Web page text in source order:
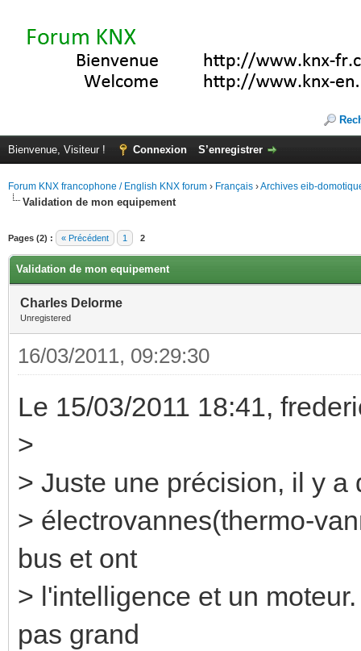
Bienvenue, Visiteur ! Connexion S’enregistrer
Forum KNX francophone / English KNX forum › Français ›Archives eib-
Validation de mon equipement
Pages (2) : « Précédent 1 2
Validation de mon equipement
Charles Delorme
Unregistered
16/03/2011, 09:29:30
Le 15/03/2011 18:41,
>
> Juste une précision, il y a
> électrovannes(thermo-
bus et ont
> l'intelligence et un
pas grand